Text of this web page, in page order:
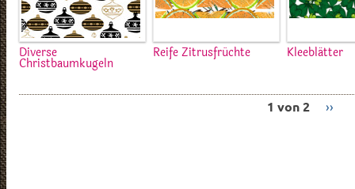
Diverse
Christbaumkugeln
Reife Zitrusfrüchte Kleeblätter
1 von 2 ››